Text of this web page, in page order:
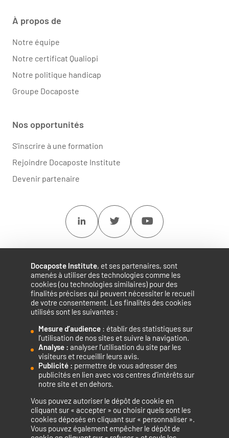
Docaposte Institute, et ses partenaires, sont
amenés à utiliser des technologies comme les
cookies (ou technologies similaires) pour des
finalités précises qui peuvent nécessiter le recueil
de votre consentement. Les finalités des cookies
utilisés sont les suivantes :
Mesure d’audience : établir des statistiques sur
l’utilisation de nos sites et suivre la navigation.
Analyse : analyser l’utilisation du site par les
visiteurs et recueillir leurs avis.
Publicité : permettre de vous adresser des
publicités en lien avec vos centres d’intérêts sur
notre site et en dehors.
Vous pouvez autoriser le dépôt de cookie en
cliquant sur « accepter » ou choisir quels sont les
cookies déposés en cliquant sur « personnaliser ».
Vous pouvez également empêcher le dépôt de
Accélérateur de compétences numériques.
La certification qualité a été délivrée au titre de la catégorie
d’action suivante : ACTIONS DE FORMATION
À propos de
Notre équipe
Notre certificat Qualiopi
Notre politique handicap
Groupe Docaposte
Nos opportunités
S'inscrire à une formation
Rejoindre Docaposte Institute
Devenir partenaire
Linkedin Twitter Youtube